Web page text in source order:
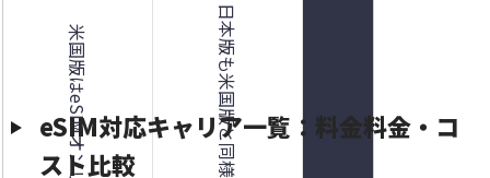
eSIM対応キャリア一覧：料金料金・コ
スト比較